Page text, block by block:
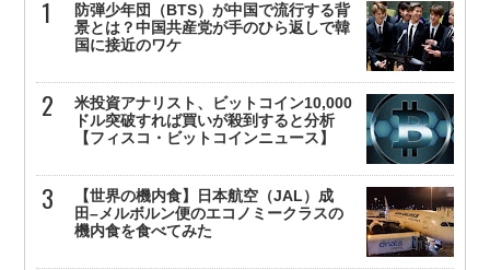
防弾少年団（BTS）が中国で流行する背
景とは？中国共産党が手のひら返しで韓
国に接近のワケ
米投資アナリスト、ビットコイン10,000
ドル突破すれば買いが殺到すると分析
【フィスコ・ビットコインニュース】
【世界の機内食】日本航空（JAL）成
田–メルボルン便のエコノミークラスの
機内食を食べてみた